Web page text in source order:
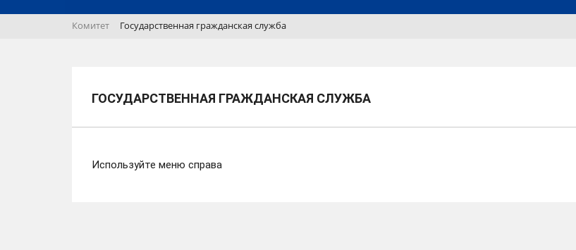
Комитет Государственная гражданская служба
ГОСУДАРСТВЕННАЯ ГРАЖДАНСКАЯ СЛУЖБА
Используйте меню справа